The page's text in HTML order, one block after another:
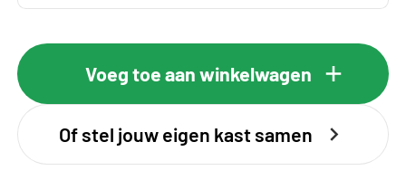
Voeg toe aan winkelwagen
Of stel jouw eigen kast samen